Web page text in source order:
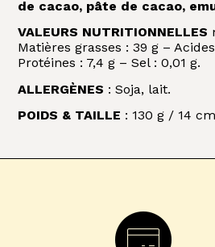
de cacao, pâte de cacao,
VALEURS NUTRITIONNELLES
Matières grasses : 39 g –
Protéines : 7,4 g – Sel : 0,01 g.
ALLERGÈNES : Soja, lait.
POIDS & TAILLE : 130 g / 14